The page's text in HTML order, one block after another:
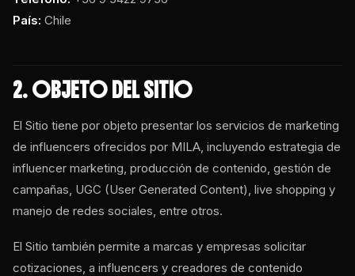
País: Chile
2. OBJETO DEL SITIO
El Sitio tiene por objeto presentar los servicios de marketing
de influencers ofrecidos por MILA, incluyendo estrategia de
influencer marketing, producción de contenido, gestión de
campañas, UGC (User Generated Content), live shopping y
manejo de redes sociales, entre otros.
El Sitio también permite a marcas y empresas solicitar
cotizaciones, a influencers y creadores de contenido